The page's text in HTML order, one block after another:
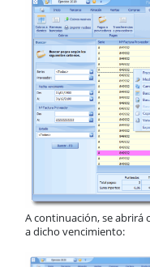
A continuación, se abrirá
a dicho vencimiento: